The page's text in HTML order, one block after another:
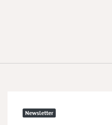
Newsletter